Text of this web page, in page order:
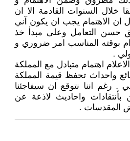
السنوات القادمة الا ان
ان الاهتمام يجب ان يكون آني
حسن التعامل وعلى مبدأ خذ
بوقته المناسب امر ضروري و
.
اهتمام متبادل مع المملكة
واحداث تحفظ قيمة المملكة
. رغم اننا نتوقع ان سيفاجئنا
بأنتقادات واحاديث لاذعة عن
المقدسات .